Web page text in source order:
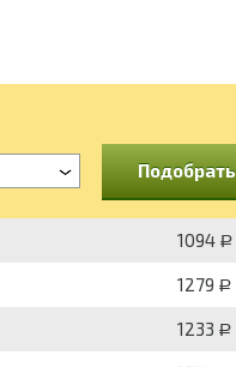
Подобрать
1094 Р
1279 Р
1233 Р